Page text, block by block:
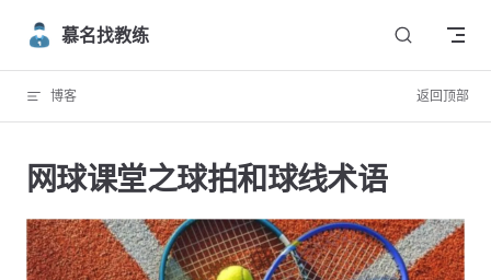
Skip to content
慕名找教练
博客 返回顶部
网球课堂之球拍和球线术语